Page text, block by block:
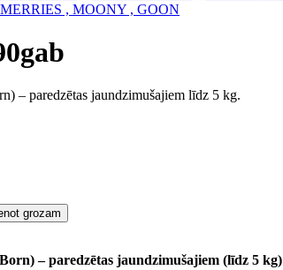
, MOONY , GOON
– paredzētas jaundzimušajiem līdz 5 kg.
– paredzētas jaundzimušajiem (līdz 5 kg)